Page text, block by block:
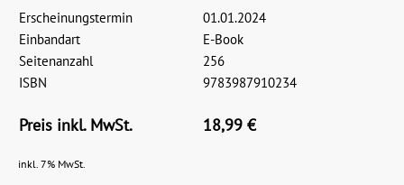
Erscheinungstermin
01.01.2024
Einbandart
E-Book
Seitenanzahl
256
ISBN
9783987910234
Preis inkl. MwSt. 18,99 €
inkl. 7% MwSt.